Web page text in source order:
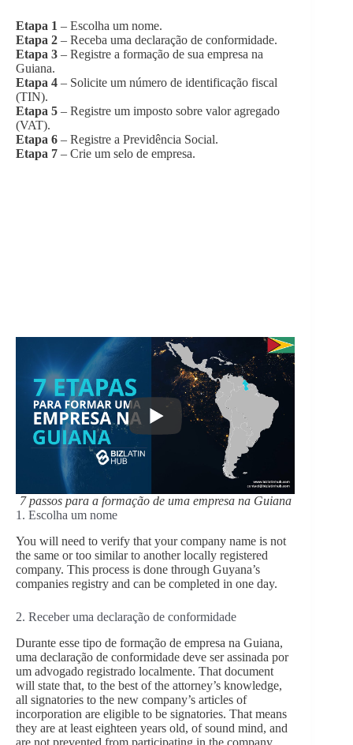
Etapa 1 – Escolha um nome.
Etapa 2 – Receba uma declaração de conformidade.
Etapa 3 – Registre a formação de sua empresa na
Guiana.
Etapa 4 – Solicite um número de identificação fiscal
(TIN).
Etapa 5 – Registre um imposto sobre valor agregado
(VAT).
Etapa 6 – Registre a Previdência Social.
Etapa 7 – Crie um selo de empresa.
7 passos para a formação de uma empresa na Guiana
1. Escolha um nome
You will need to verify that your company name is not
the same or too similar to another locally registered
company. This process is done through Guyana’s
companies registry and can be completed in one day.
2. Receber uma declaração de conformidade
Durante esse tipo de formação de empresa na Guiana,
uma declaração de conformidade deve ser assinada por
um advogado registrado localmente. That document
will state that, to the best of the attorney’s knowledge,
all signatories to the new company’s articles of
incorporation are eligible to be signatories. That means
they are at least eighteen years old, of sound mind, and
are not prevented from participating in the company